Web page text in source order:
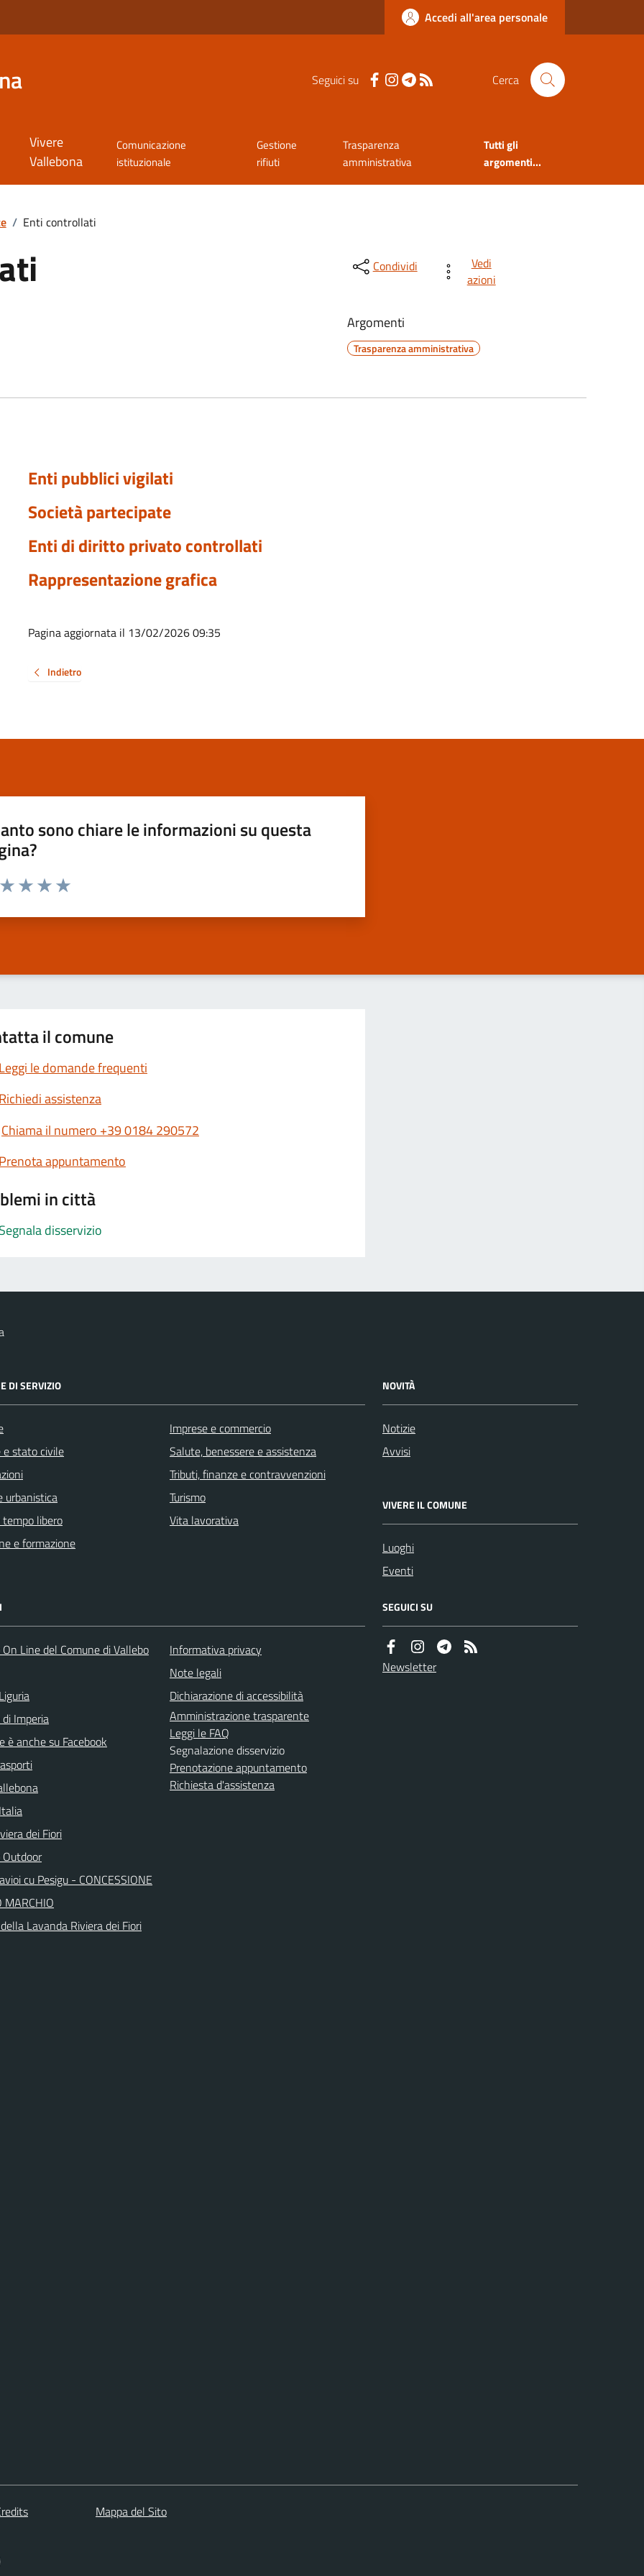
Accedi all'area personale
Seguici su Cerca
Vivere
Vallebona
Comunicazione
istituzionale
Gestione
rifiuti
Trasparenza
amministrativa
Tutti gli
argomenti...
/ Enti controllati
Condividi
Vedi
azioni
Argomenti
Trasparenza amministrativa
Enti pubblici vigilati
Società partecipate
Enti di diritto privato controllati
Rappresentazione grafica
Pagina aggiornata il 13/02/2026 09:35
Indietro
sono chiare le informazioni su questa
da 1 a 5 stelle la pagina
il comune
Leggi le domande frequenti
Richiedi assistenza
Chiama il numero +39 0184 290572
Prenota appuntamento
in città
Segnala disservizio
DI SERVIZIO
e stato civile
urbanistica
libero
e formazione
Imprese e commercio
Salute, benessere e assistenza
Tributi, finanze e contravvenzioni
Turismo
Vita lavorativa
NOVITÀ
Notizie
Avvisi
VIVERE IL COMUNE
Luoghi
Eventi
Line del Comune di Vallebo
Imperia
è anche su Facebook
dei Fiori
cu Pesigu - CONCESSIONE
MARCHIO
Lavanda Riviera dei Fiori
Informativa privacy
Note legali
Dichiarazione di accessibilità
Amministrazione trasparente
Leggi le FAQ
Segnalazione disservizio
Prenotazione appuntamento
Richiesta d'assistenza
SEGUICI SU
Newsletter
Mappa del Sito